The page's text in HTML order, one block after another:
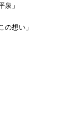
」
想い」